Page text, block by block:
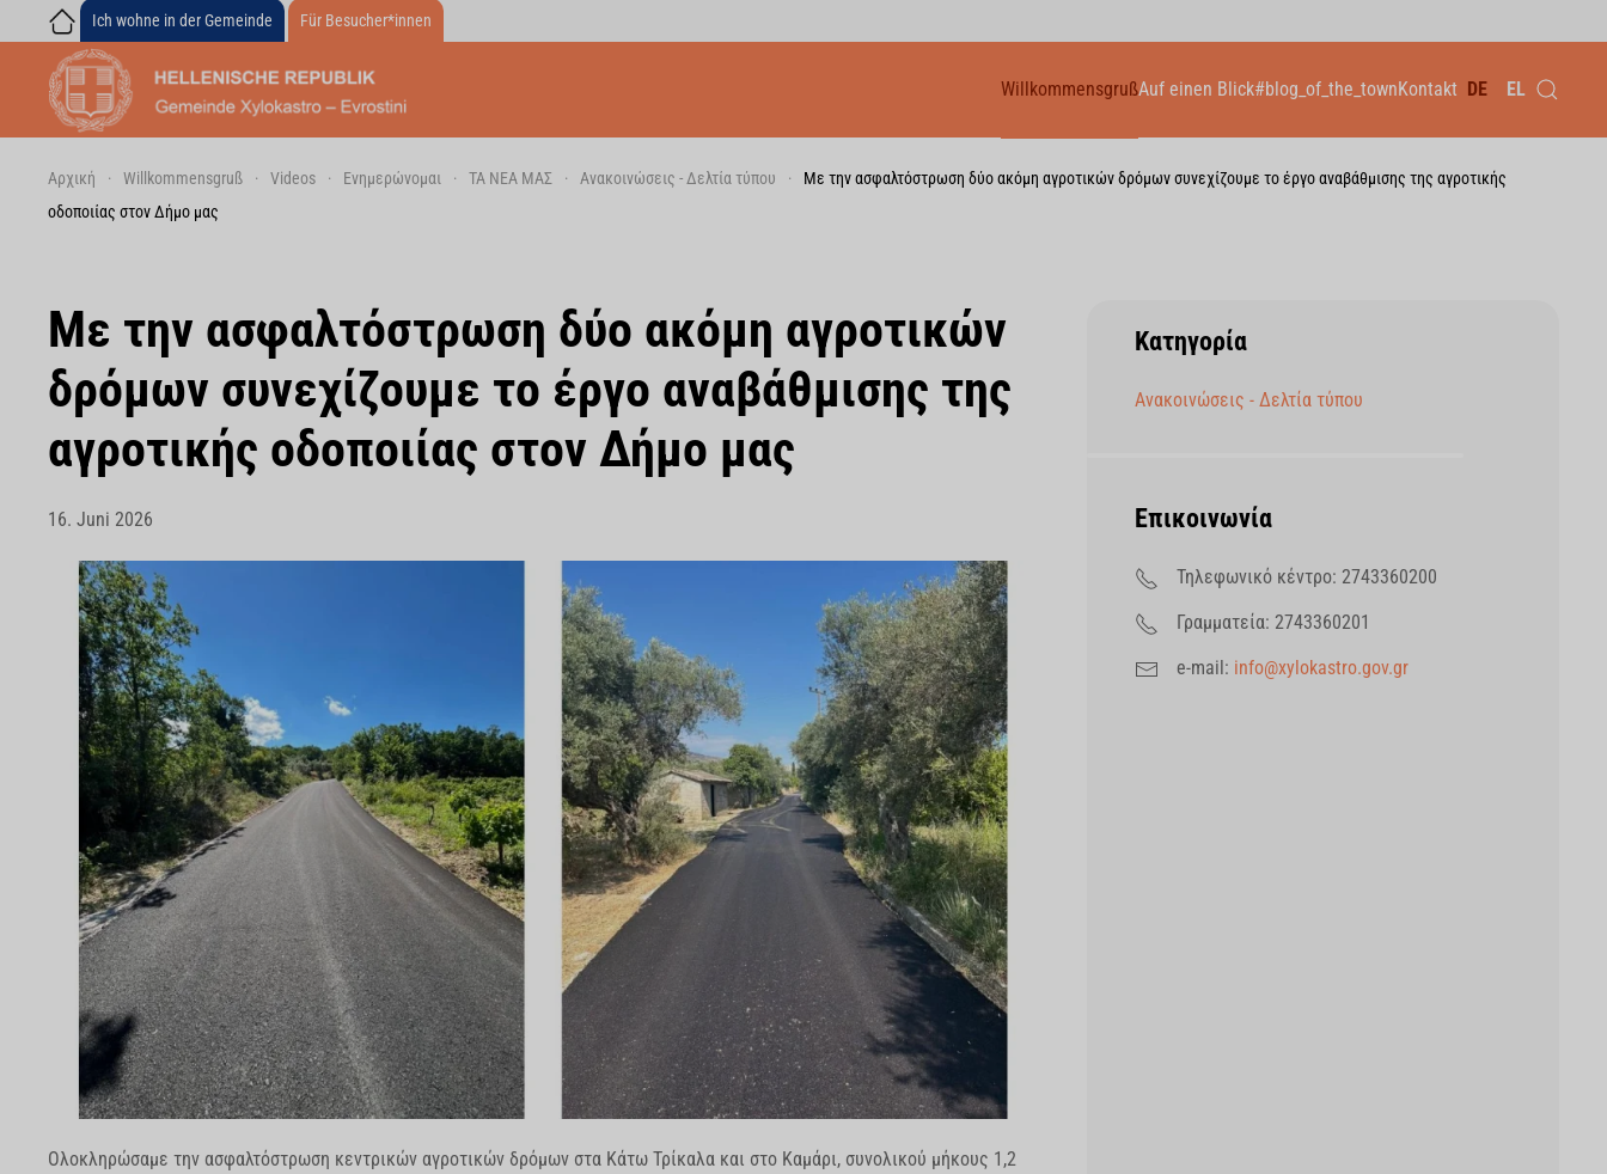
Skip to main content
Ich wohne in der Gemeinde Für Besucher*innen
WillkommensgrußAuf einen Blick#blog_of_the_townKontakt DE EL
Αρχική Willkommensgruß Videos Ενημερώνομαι ΤΑ ΝΕΑ ΜΑΣ Ανακοινώσεις - Δελτία τύπου
Με την ασφαλτόστρωση δύο ακόμη αγροτικών δρόμων συνεχίζουμε το έργο αναβάθμισης της αγροτικής
οδοποιίας στον Δήμο μας
Με την ασφαλτόστρωση δύο ακόμη αγροτικών
δρόμων συνεχίζουμε το έργο αναβάθμισης της
αγροτικής οδοποιίας στον Δήμο μας
16. Juni 2026
Ολοκληρώσαμε την ασφαλτόστρωση κεντρικών αγροτικών δρόμων στα Κάτω Τρίκαλα και στο Καμάρι, συνολικού μήκους 1,2
Κατηγορία
Ανακοινώσεις - Δελτία τύπου
Επικοινωνία
Τηλεφωνικό κέντρο: 2743360200
Γραμματεία: 2743360201
e-mail: info@xylokastro.gov.gr